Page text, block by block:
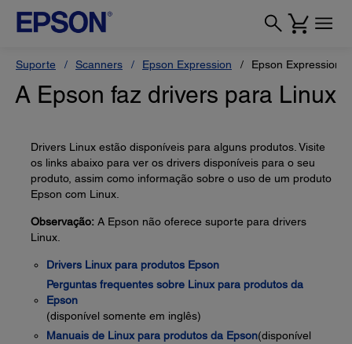
Suporte Scanners Epson Expression Epson Expression
A Epson faz drivers para Linux
Drivers Linux estão disponíveis para alguns produtos. Visite
os links abaixo para ver os drivers disponíveis para o seu
produto, assim como informação sobre o uso de um produto
Epson com Linux.
Observação: A Epson não oferece suporte para drivers
Linux.
Drivers Linux para produtos Epson
Perguntas frequentes sobre Linux para produtos da
Epson
(disponível somente em inglês)
Manuais de Linux para produtos da Epson(disponível